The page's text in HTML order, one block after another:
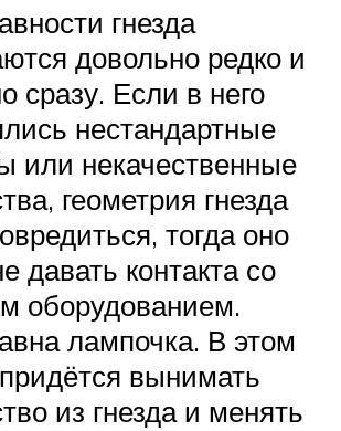
гнезда
довольно редко и
сразу. Если в него
нестандартные
или некачественные
геометрия гнезда
тогда оно
давать контакта со
оборудованием.
лампочка. В этом
вынимать
из гнезда и менять